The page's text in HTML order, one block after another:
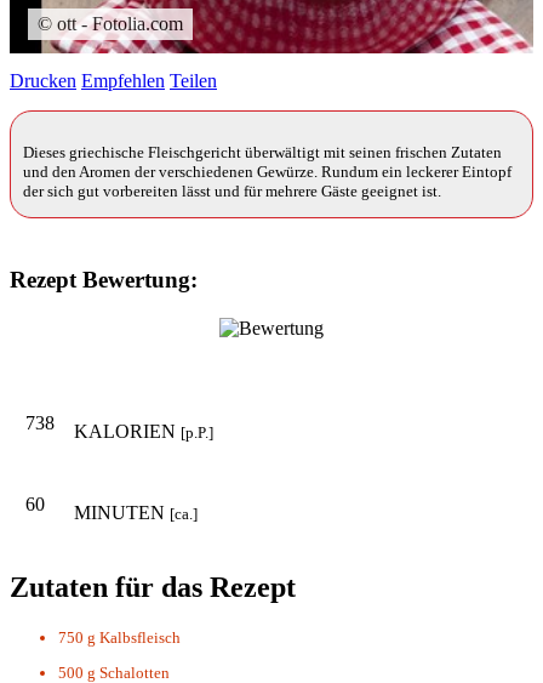
© ott - Fotolia.com
Drucken Empfehlen Teilen
Dieses griechische Fleischgericht überwältigt mit seinen frischen Zutaten
und den Aromen der verschiedenen Gewürze. Rundum ein leckerer Eintopf
der sich gut vorbereiten lässt und für mehrere Gäste geeignet ist.
Rezept Bewertung:
738 KALORIEN [p.P.]
60 MINUTEN [ca.]
Zutaten für das Rezept
750 g Kalbsfleisch
500 g Schalotten